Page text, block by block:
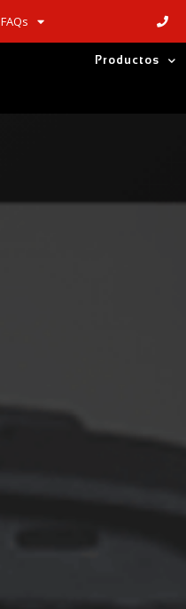
FAQs
Productos